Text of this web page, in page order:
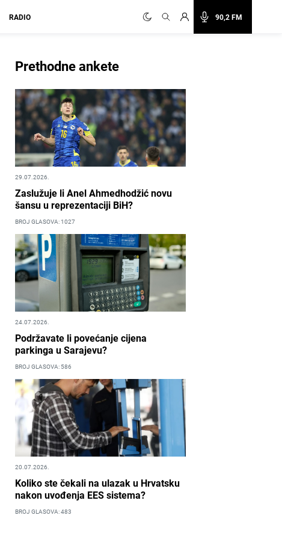
90,2 FM
RADIO
Prethodne ankete
29.07.2026.
Zaslužuje li Anel Ahmedhodžić novu
šansu u reprezentaciji BiH?
BROJ GLASOVA: 1027
24.07.2026.
Podržavate li povećanje cijena
parkinga u Sarajevu?
BROJ GLASOVA: 586
20.07.2026.
Koliko ste čekali na ulazak u Hrvatsku
nakon uvođenja EES sistema?
BROJ GLASOVA: 483